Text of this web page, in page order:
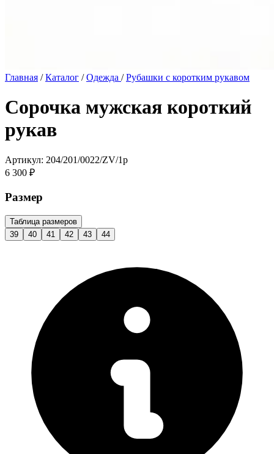
Главная / Каталог / Одежда / Рубашки с коротким рукавом
Сорочка мужская короткий
рукав
Артикул: 204/201/0022/ZV/1p
6 300 ₽
Размер
Таблица размеров
39
40 41 42 43 44